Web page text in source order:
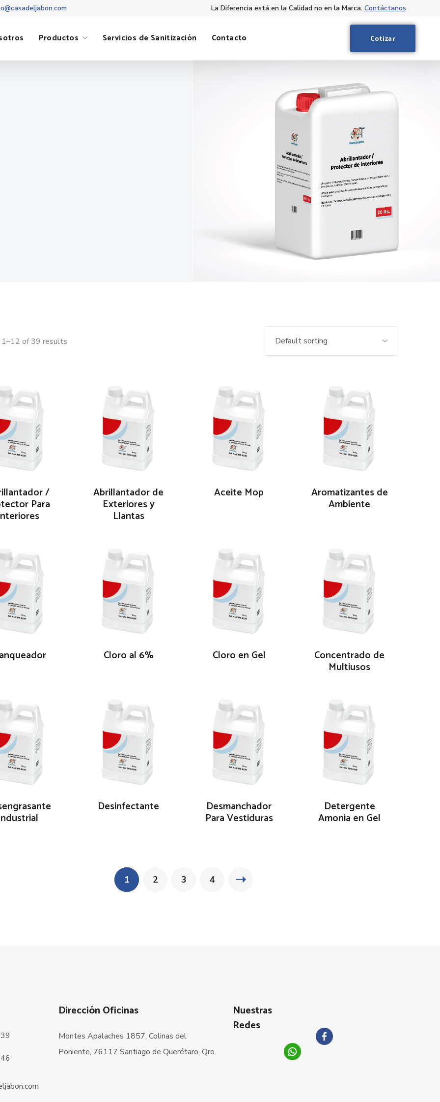
La Diferencia está en la Calidad no en la Marca. Contáctanos
Productos Servicios de Sanitización Contacto Cotizar
1–12 of 39 results
/
Para
Abrillantador de
Exteriores y
Llantas
Aceite Mop Aromatizantes de
Ambiente
Cloro al 6% Cloro en Gel Concentrado de
Multiusos
Desinfectante Desmanchador
Para Vestiduras
Detergente
Amonia en Gel
1 2 3 4
Dirección Oficinas
Montes Apalaches 1857, Colinas del
Poniente, 76117 Santiago de Querétaro, Qro.
Nuestras
Redes